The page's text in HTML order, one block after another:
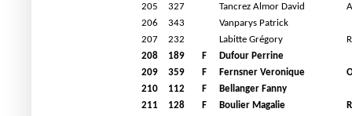
205
327 Tancrez Almor David
206
343
Vanparys Patrick
207
232 Labitte Grégory
208
189 F
Dufour Perrine
209
359 F Fernsner Veronique
210
112 F
Bellanger Fanny
211
128 F Boulier Magalie